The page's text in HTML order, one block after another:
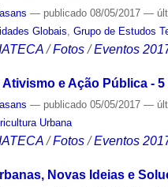
— publicado 08/05/2017—
Globais,Grupo de Estudos
/Fotos /Eventos
e Ação Pública - 5
— publicado 05/05/2017—
Urbana
/Fotos /Eventos
Novas Ideias e